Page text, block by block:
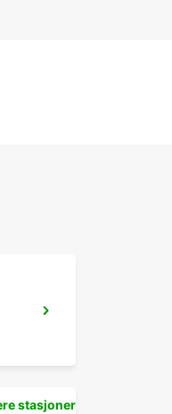
stasjoner